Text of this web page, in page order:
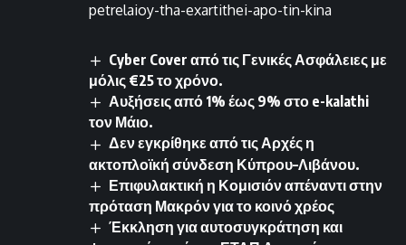
petrelaioy-tha-exartithei-apo-tin-kina
Cyber Cover από τις Γενικές Ασφάλειες με
μόλις €25 το χρόνο.
Αυξήσεις από 1% έως 9% στο e-kalathi
τον Μάιο.
Δεν εγκρίθηκε από τις Αρχές η
ακτοπλοϊκή σύνδεση Κύπρου–Λιβάνου.
Επιφυλακτική η Κομισιόν απέναντι στην
πρόταση Μακρόν για το κοινό χρέος
Έκκληση για αυτοσυγκράτηση και